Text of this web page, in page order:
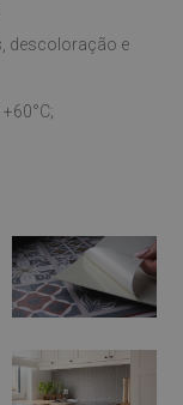
descoloração e